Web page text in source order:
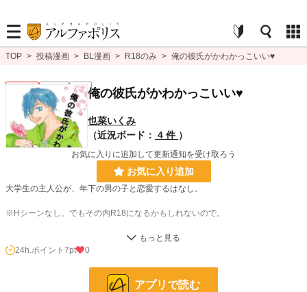
TOP > 投稿漫画 > BL漫画 > R18のみ > 俺の彼氏がかわかっこいい♥
BL R18 連載中 R18 俺の彼氏がかわかっこいい♥
也菜いくみ
（近況ボード： 4 件 ）
お気に入りに追加して更新通知を受け取ろう
お気に入り追加
大学生の主人公が、年下の男の子と恋愛するはなし。
※Hシーンなし。でもその内R18になるかもしれないので。
115 位 / 326 件
24h.ポイント 7pt 0
アプリで読む